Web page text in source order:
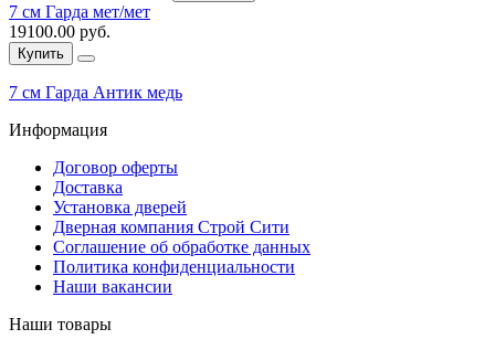
7 см Гарда мет/мет
19100.00 руб.
Купить
7 см Гарда Антик медь
Информация
Договор оферты
Доставка
Установка дверей
Дверная компания Строй Сити
Соглашение об обработке данных
Политика конфиденциальности
Наши вакансии
Наши товары